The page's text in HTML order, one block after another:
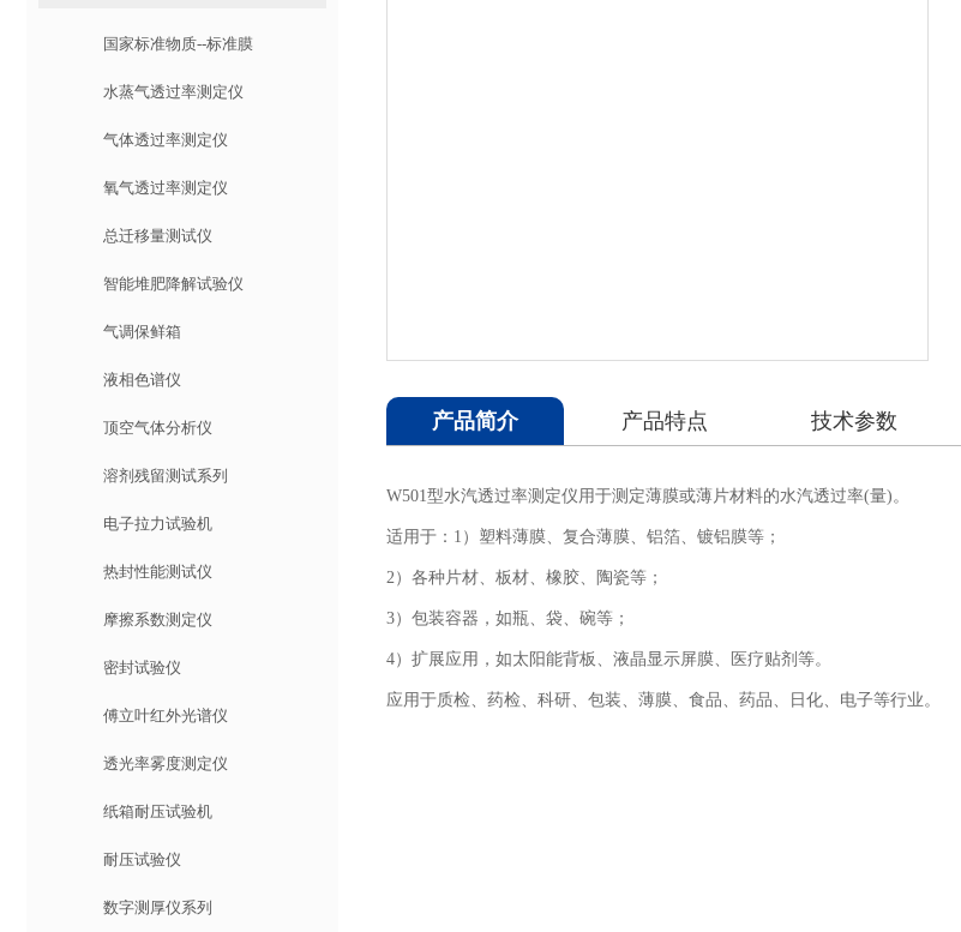
国家标准物质--标准膜
水蒸气透过率测定仪
气体透过率测定仪
氧气透过率测定仪
总迁移量测试仪
智能堆肥降解试验仪
气调保鲜箱
液相色谱仪
顶空气体分析仪
溶剂残留测试系列
电子拉力试验机
热封性能测试仪
摩擦系数测定仪
密封试验仪
傅立叶红外光谱仪
透光率雾度测定仪
纸箱耐压试验机
耐压试验仪
数字测厚仪系列
产品简介 产品特点 技术参数
W501型水汽透过率测定仪用于测定薄膜或薄片材料的水汽透过率(量)。
适用于：1）塑料薄膜、复合薄膜、铝箔、镀铝膜等；
2）各种片材、板材、橡胶、陶瓷等；
3）包装容器，如瓶、袋、碗等；
4）扩展应用，如太阳能背板、液晶显示屏膜、医疗贴剂等。
应用于质检、药检、科研、包装、薄膜、食品、药品、日化、电子等行业。